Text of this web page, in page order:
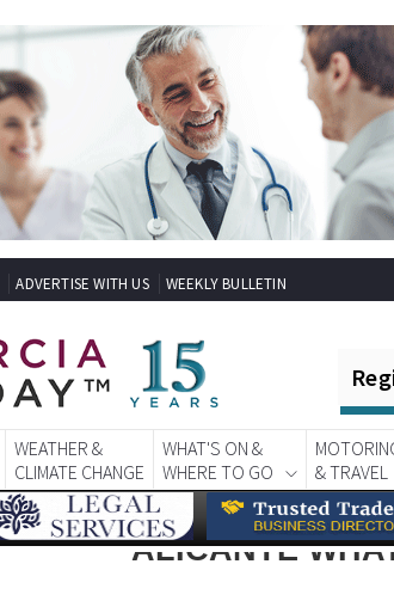
ADVERTISE WITH US WEEKLY BULLETIN
WEATHER &
CLIMATE CHANGE
WHAT'S ON &
WHERE TO GO
& TRAVEL
ALICANTE